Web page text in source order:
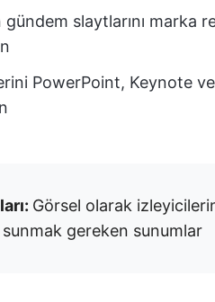
slaytlarını marka
PowerPoint, Keynote
Görsel olarak
gereken sunumlar